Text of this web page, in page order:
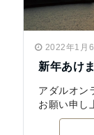
2022年1月6
新年あけ
アダルオン
お願い申し